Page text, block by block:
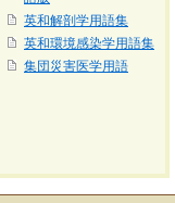
英和解剖学用語集
英和環境感染学用語集
集団災害医学用語